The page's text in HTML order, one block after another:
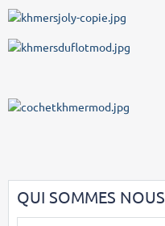
QUI SOMMES NOUS